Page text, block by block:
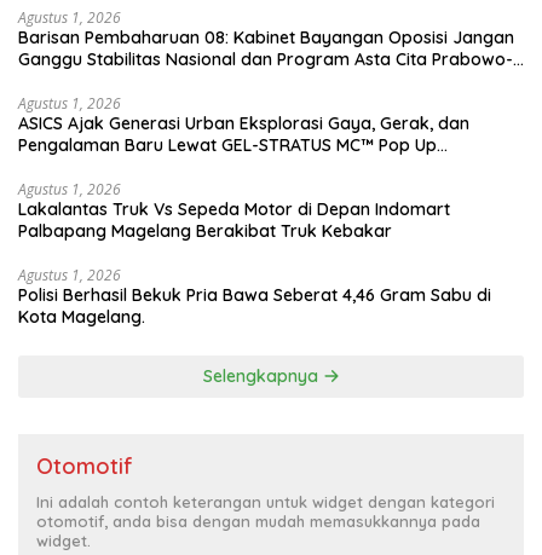
Agustus 1, 2026
Barisan Pembaharuan 08: Kabinet Bayangan Oposisi Jangan
Ganggu Stabilitas Nasional dan Program Asta Cita Prabowo-
Agustus 1, 2026
ASICS Ajak Generasi Urban Eksplorasi Gaya, Gerak, dan
Pengalaman Baru Lewat GEL-STRATUS MC™ Pop Up
Agustus 1, 2026
Lakalantas Truk Vs Sepeda Motor di Depan Indomart
Palbapang Magelang Berakibat Truk Kebakar
Agustus 1, 2026
Polisi Berhasil Bekuk Pria Bawa Seberat 4,46 Gram Sabu di
Kota Magelang.
Selengkapnya
Otomotif
Ini adalah contoh keterangan untuk widget dengan kategori
otomotif, anda bisa dengan mudah memasukkannya pada
widget.